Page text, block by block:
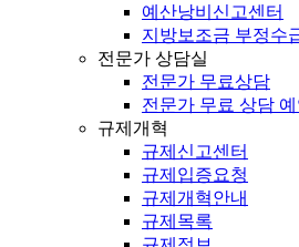
예산낭비신고센터
지방보조금 부정수
전문가 상담실
전문가 무료상담
전문가 무료 상담
규제개혁
규제신고센터
규제입증요청
규제개혁안내
규제목록